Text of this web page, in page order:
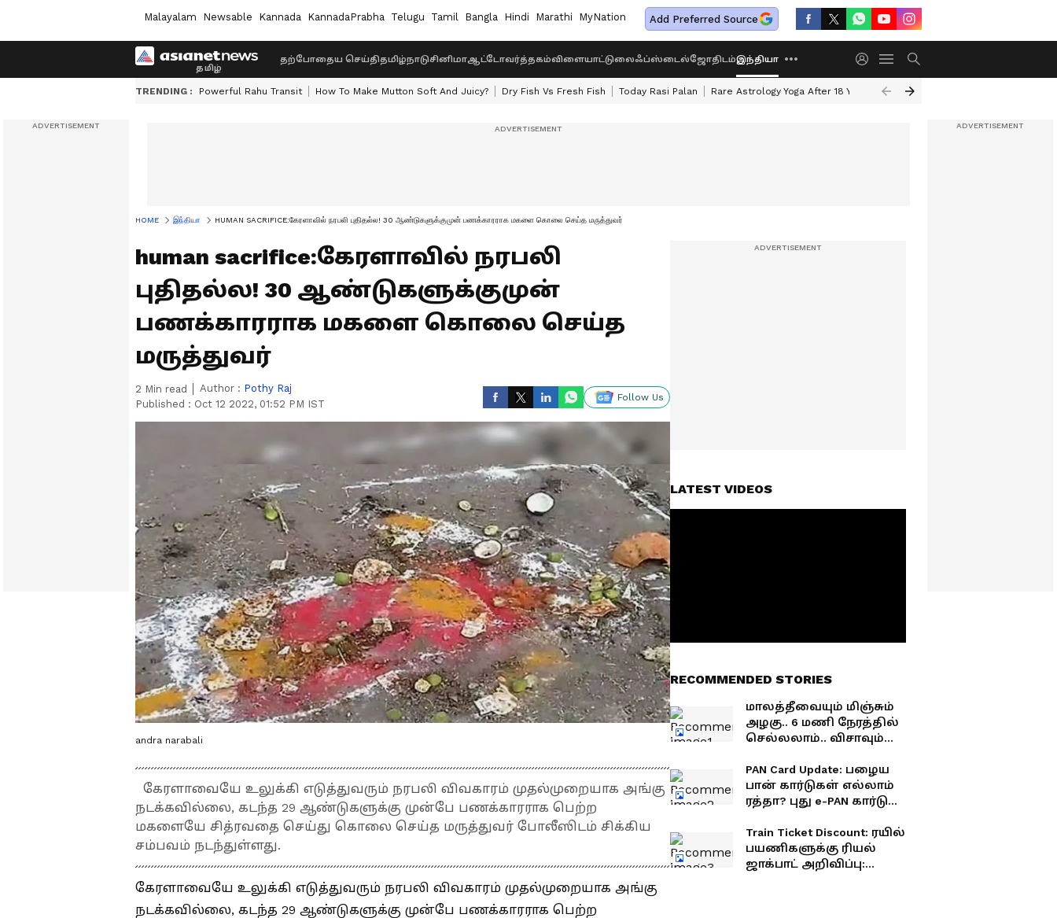
Malayalam Newsable Kannada KannadaPrabha Telugu Tamil Bangla Hindi Marathi MyNation Add Preferred Source
தற்போதைய செய்திதமிழ்நாடுசினிமாஆட்டோவர்த்தகம்விளையாட்டுலைஃப்ஸ்டைல்ஜோதிடம்இந்தியா
TRENDING : Powerful Rahu Transit How To Make Mutton Soft And Juicy? Dry Fish Vs Fresh Fish Today Rasi Palan Rare Astrology Yoga After 18 Years Dwi Pushkar Yoga 2026
HOME இந்தியா HUMAN SACRIFICE:கேரளாவில் நரபலி புதிதல்ல! 30 ஆண்டுகளுக்குமுன் பணக்காரராக மகளை கொலை செய்த மருத்துவர்
human sacrifice:கேரளாவில் நரபலி
புதிதல்ல! 30 ஆண்டுகளுக்குமுன்
பணக்காரராக மகளை கொலை செய்த
மருத்துவர்
2 Min read Author : Pothy Raj
Published : Oct 12 2022, 01:52 PM IST
Follow Us
andra narabali
கேரளாவையே உலுக்கி எடுத்துவரும் நரபலி விவகாரம் முதல்முறையாக அங்கு
நடக்கவில்லை, கடந்த 29 ஆண்டுகளுக்கு முன்பே பணக்காரராக பெற்ற
மகளையே சித்ரவதை செய்து கொலை செய்த மருத்துவர் போலீஸிடம் சிக்கிய
சம்பவம் நடந்துள்ளது.
கேரளாவையே உலுக்கி எடுத்துவரும் நரபலி விவகாரம் முதல்முறையாக அங்கு
நடக்கவில்லை, கடந்த 29 ஆண்டுகளுக்கு முன்பே பணக்காரராக பெற்ற
LATEST VIDEOS
RECOMMENDED STORIES
மாலத்தீவையும் மிஞ்சும்
அழகு.. 6 மணி நேரத்தில்
செல்லலாம்.. விசாவும்
PAN Card Update: பழைய
பான் கார்டுகள் எல்லாம்
ரத்தா? புது e-PAN கார்டு
விவரம்
Train Ticket Discount: ரயில்
பயணிகளுக்கு ரியல்
ஜாக்பாட் அறிவிப்பு: